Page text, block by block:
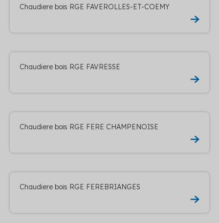
Chaudiere bois RGE FAVEROLLES-ET-COEMY
Chaudiere bois RGE FAVRESSE
Chaudiere bois RGE FERE CHAMPENOISE
Chaudiere bois RGE FEREBRIANGES